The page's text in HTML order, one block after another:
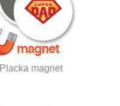
Placka magnet